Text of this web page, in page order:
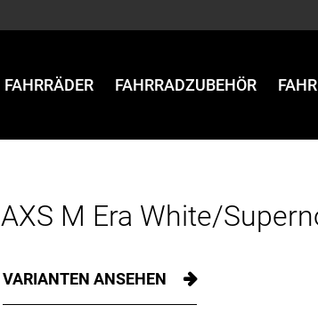
FAHRRÄDER FAHRRADZUBEHÖR
M Era White/
VARIANTEN ANSEHEN